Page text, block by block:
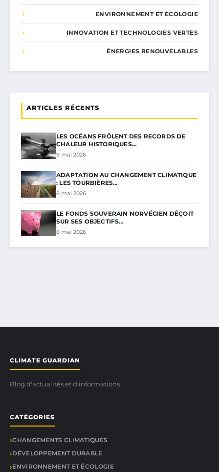
ENVIRONNEMENT ET ÉCOLOGIE
INNOVATION ET TECHNOLOGIES VERTES
ÉNERGIES RENOUVELABLES
ARTICLES RÉCENTS
LES OCÉANS FRÔLENT DES RECORDS DE
CHALEUR HISTORIQUES…
9 mai 2026
ADAPTATION AU CHANGEMENT CLIMATIQUE
: LES TOURBIÈRES…
8 mai 2026
LE FONDS SOUVERAIN NORVÉGIEN DÉÇOIT
SUR SES OBJECTIFS…
6 mai 2026
CLIMATE GUARDIAN
Blog d'actualités et d'informations
CATÉGORIES
CHANGEMENTS CLIMATIQUES
DÉVELOPPEMENT DURABLE
ENVIRONNEMENT ET ÉCOLOGIE